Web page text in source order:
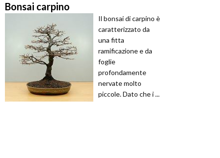
Bonsai carpino
Il bonsai di carpino è
caratterizzato da
una fitta
ramificazione e da
foglie
profondamente
nervate molto
piccole. Dato che i ...